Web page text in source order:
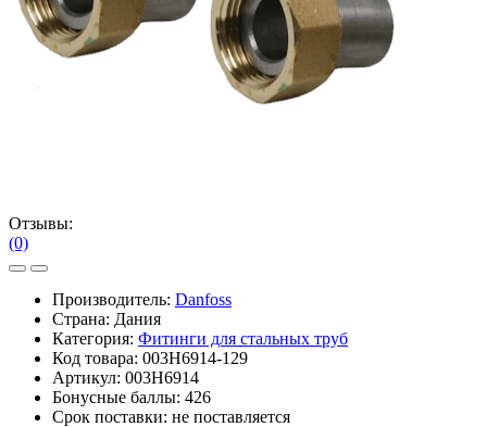
Отзывы:
(0)
Производитель: Danfoss
Страна: Дания
Категория: Фитинги для стальных труб
Код товара: 003H6914-129
Артикул: 003H6914
Бонусные баллы: 426
Срок поставки: не поставляется